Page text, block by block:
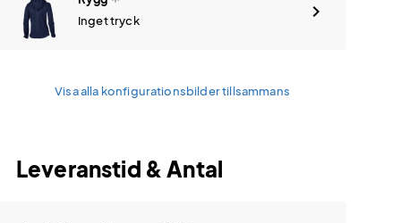
Inget tryck
Visa alla konfigurationsbilder tillsammans
Leveranstid & Antal